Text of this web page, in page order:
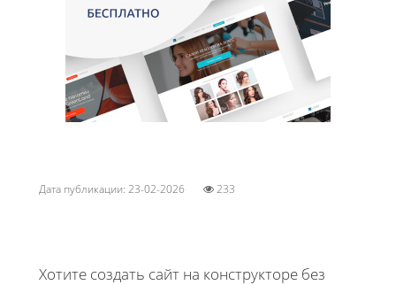
Дата публикации: 23-02-2026 233
Хотите создать сайт на конструкторе без